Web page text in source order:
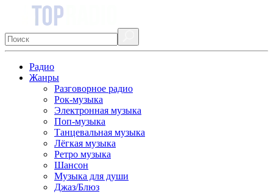
Радио
Жанры
Разговорное радио
Рок-музыка
Электронная музыка
Поп-музыка
Танцевальная музыка
Лёгкая музыка
Ретро музыка
Шансон
Музыка для души
Джаз/Блюз